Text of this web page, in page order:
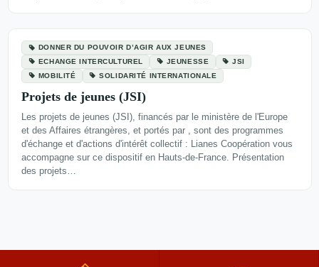
DONNER DU POUVOIR D’AGIR AUX JEUNES
ECHANGE INTERCULTUREL
JEUNESSE
JSI
MOBILITÉ
SOLIDARITÉ INTERNATIONALE
Projets de jeunes (JSI)
Les projets de jeunes (JSI), financés par le ministère de l'Europe
et des Affaires étrangères, et portés par , sont des programmes
d'échange et d'actions d'intérêt collectif : Lianes Coopération vous
accompagne sur ce dispositif en Hauts-de-France. Présentation
des projets…